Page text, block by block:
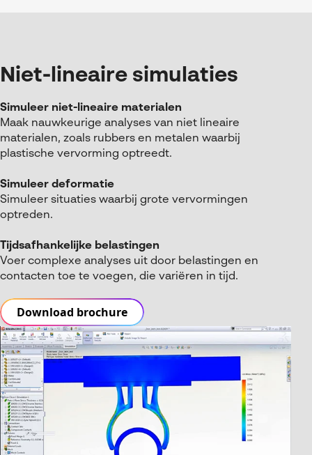
Niet-lineaire simulaties
Simuleer niet-lineaire materialen
Maak nauwkeurige analyses van niet lineaire
materialen, zoals rubbers en metalen waarbij
plastische vervorming optreedt.
Simuleer deformatie
Simuleer situaties waarbij grote vervormingen
optreden.
Tijdsafhankelijke belastingen
Voer complexe analyses uit door belastingen en
contacten toe te voegen, die variëren in tijd.
Download brochure